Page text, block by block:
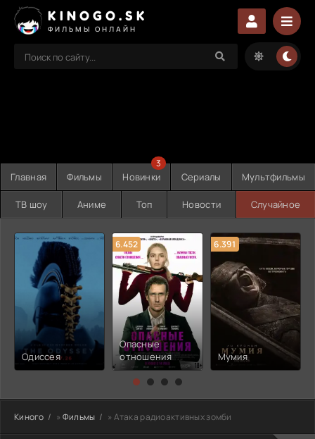
KINOGO.SK
ФИЛЬМЫ ОНЛАЙН
Главная Фильмы Новинки
3
Сериалы Мультфильмы
ТВ шоу Аниме Топ Новости Случайное
Одиссея
6.452
Опасные
отношения
6.391
Мумия
Киного » Фильмы » Атака радиоактивных зомби